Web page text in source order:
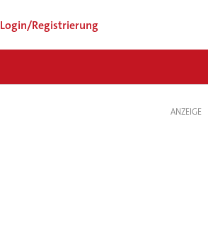
Login/Registrierung
ANZEIGE